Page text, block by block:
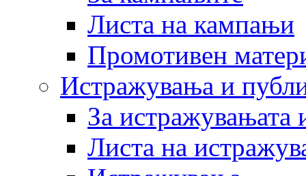
Листа на кампањи
Промотивен
Истражувања и
За истражувањата
Листа на